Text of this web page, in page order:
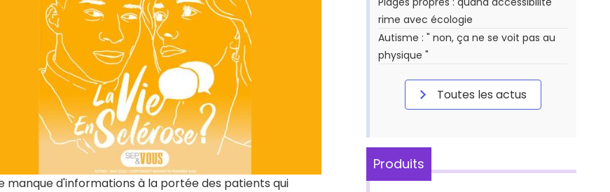
manque d'informations à la portée des patients qui
rime avec écologie
Autisme : " non, ça ne se voit pas au
physique "
Toutes les actus
Produits